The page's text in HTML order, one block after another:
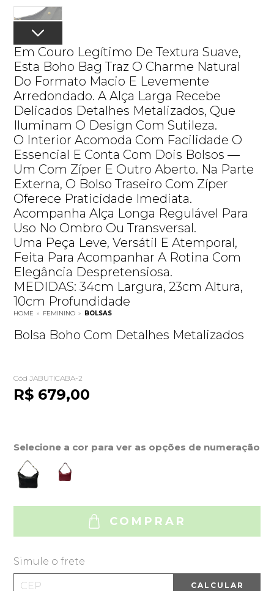
Em Couro Legítimo De Textura Suave,
Esta Boho Bag Traz O Charme Natural
Do Formato Macio E Levemente
Arredondado. A Alça Larga Recebe
Delicados Detalhes Metalizados, Que
Iluminam O Design Com Sutileza.
O Interior Acomoda Com Facilidade O
Essencial E Conta Com Dois Bolsos —
Um Com Zíper E Outro Aberto. Na Parte
Externa, O Bolso Traseiro Com Zíper
Oferece Praticidade Imediata.
Acompanha Alça Longa Regulável Para
Uso No Ombro Ou Transversal.
Uma Peça Leve, Versátil E Atemporal,
Feita Para Acompanhar A Rotina Com
Elegância Despretensiosa.
MEDIDAS: 34cm Largura, 23cm Altura,
10cm Profundidade
HOME » FEMININO » BOLSAS
Bolsa Boho Com Detalhes Metalizados
Cód JABUTICABA-2
R$ 679,00
Selecione a cor para ver as opções de numeração
COMPRAR
Simule o frete
CALCULAR